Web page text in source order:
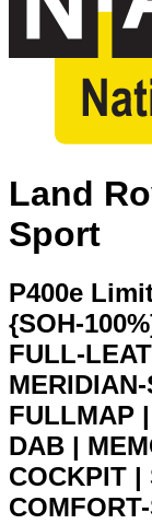
Land
Sport
P400e
{SOH-
FULL-
FULLMAP
DAB |
COCKPIT |